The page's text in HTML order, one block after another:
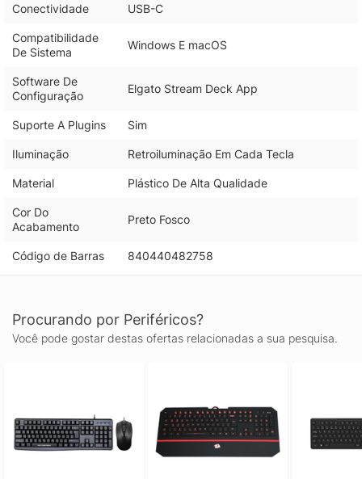
Conectividade USB-C
Compatibilidade
De Sistema
Windows E macOS
Software De
Configuração
Elgato Stream Deck App
Suporte A Plugins Sim
Iluminação Retroiluminação Em Cada Tecla
Material Plástico De Alta Qualidade
Cor Do
Acabamento
Preto Fosco
Código de Barras 840440482758
Procurando por Periféricos?
Você pode gostar destas ofertas relacionadas a sua pesquisa.